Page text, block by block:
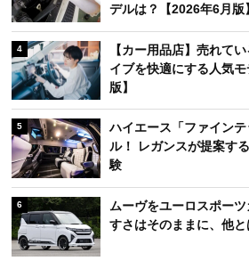
デルは？【2026年6月版】
4
【カー用品店】売れて
イブを快適にする人気
版】
5
ハイエース「ファイン
ル！ レガンスが提案す
験
6
ムーヴをユーロスポー
すさはそのままに、他